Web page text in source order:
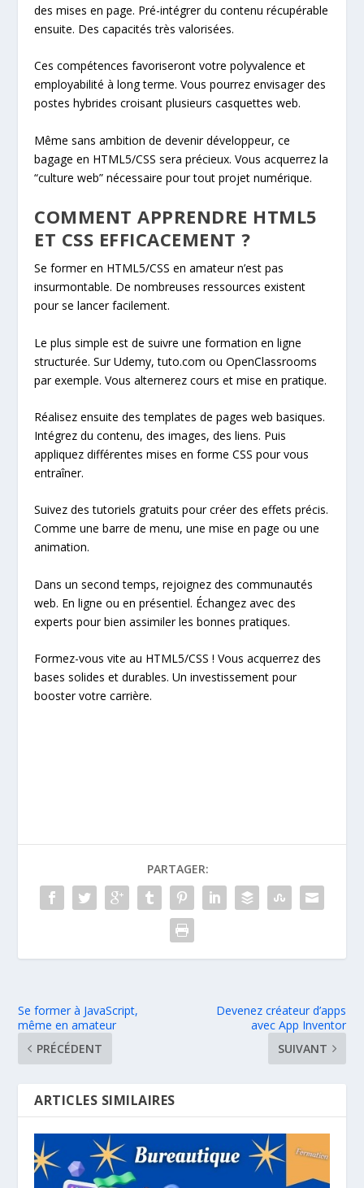
des mises en page. Pré-intégrer du contenu récupérable
ensuite. Des capacités très valorisées.
Ces compétences favoriseront votre polyvalence et
employabilité à long terme. Vous pourrez envisager des
postes hybrides croisant plusieurs casquettes web.
Même sans ambition de devenir développeur, ce
bagage en HTML5/CSS sera précieux. Vous acquerrez la
“culture web” nécessaire pour tout projet numérique.
COMMENT APPRENDRE HTML5
ET CSS EFFICACEMENT ?
Se former en HTML5/CSS en amateur n’est pas
insurmontable. De nombreuses ressources existent
pour se lancer facilement.
Le plus simple est de suivre une formation en ligne
structurée. Sur Udemy, tuto.com ou OpenClassrooms
par exemple. Vous alternerez cours et mise en pratique.
Réalisez ensuite des templates de pages web basiques.
Intégrez du contenu, des images, des liens. Puis
appliquez différentes mises en forme CSS pour vous
entraîner.
Suivez des tutoriels gratuits pour créer des effets précis.
Comme une barre de menu, une mise en page ou une
animation.
Dans un second temps, rejoignez des communautés
web. En ligne ou en présentiel. Échangez avec des
experts pour bien assimiler les bonnes pratiques.
Formez-vous vite au HTML5/CSS ! Vous acquerrez des
bases solides et durables. Un investissement pour
booster votre carrière.
PARTAGER:
Se former à JavaScript,
même en amateur
PRÉCÉDENT
Devenez créateur d’apps
avec App Inventor
SUIVANT
ARTICLES SIMILAIRES